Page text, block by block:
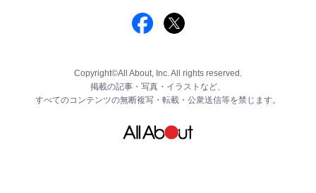
Copyright©All About, Inc. All rights reserved.
掲載の記事・写真・イラストなど、
すべてのコンテンツの無断複写・転載・公衆送信等を禁じます。